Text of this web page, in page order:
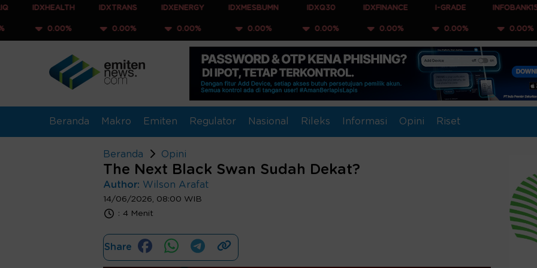
0.00%
IDXTRANS
0.00%
IDXENERGY
0.00%
IDXMESBUMN IDXQ30
0.00%
IDXFINANCE
0.00%
I-GRADE
0.00%
INFOBANK15
0.00%
Beranda Makro Emiten Regulator Nasional Rileks Informasi Opini Riset
Beranda Opini
The Next Black Swan Sudah Dekat?
Author: Wilson Arafat
14/06/2026, 08:00 WIB
: 4 Menit
Share